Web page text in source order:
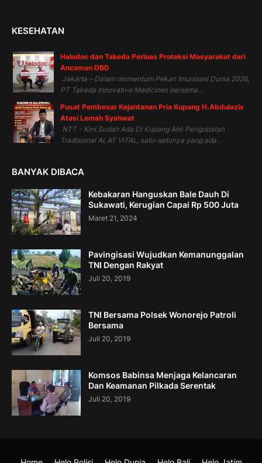
KESEHATAN
Halodoc dan Takeda Perluas Proteksi Masyarakat dari
Ancaman DBD
Jakarta – Dalam momentum Pekan Imunisasi Dunia 2026,
PT Takeda Innovative Medicines bersama...
Pusat Pembesar Kejantanan Pria Kupang H.Abdulazis
Atasi Lemah Syahwat
NTT - Kini Sudah Ada Di Kupang Ahli Pengobatan
Tradisional ALAT VITAL, satu-satunya yang ada...
BANYAK DIBACA
Kebakaran Hanguskan Bale Dauh Di
Sukawati, Kerugian Capai Rp 500 Juta
Maret 21, 2024
Pavingisasi Wujudkan Kemanunggalan
TNI Dengan Rakyat
Juli 20, 2019
TNI Bersama Polsek Wonorejo Patroli
Bersama
Juli 20, 2019
Komsos Babinsa Menjaga Kelancaran
Dan Keamanan Pilkada Serentak
Juli 20, 2019